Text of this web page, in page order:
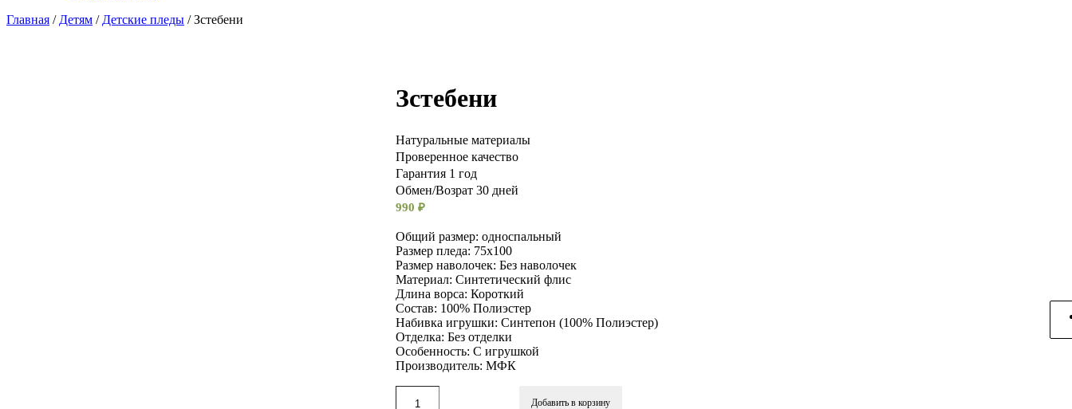
Главная / Детям / Детские пледы / Зстебени
Зстебени
Натуральные материалы
Проверенное качество
Гарантия 1 год
Обмен/Возрат 30 дней
990₽
Общий размер: односпальный
Размер пледа: 75х100
Размер наволочек: Без наволочек
Материал: Синтетический флис
Длина ворса: Короткий
Состав: 100% Полиэстер
Набивка игрушки: Синтепон (100% Полиэстер)
Отделка: Без отделки
Особенность: С игрушкой
Производитель: МФК
Добавить в корзину